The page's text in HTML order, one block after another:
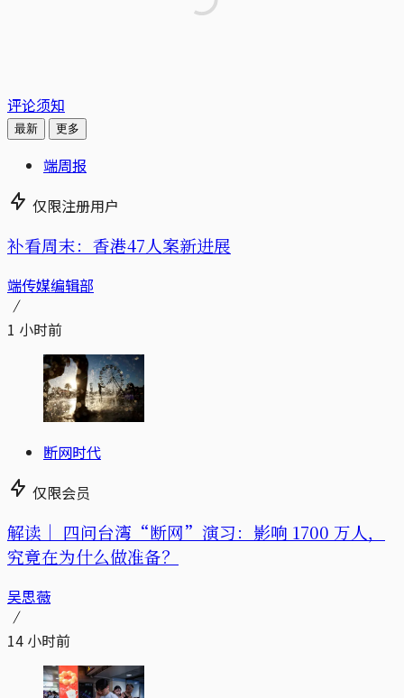
评论须知
最新 更多
端周报
仅限注册用户
补看周末：香港47人案新进展
端传媒编辑部
1 小时前
断网时代
仅限会员
解读｜ 四问台湾“断网”演习：影响 1700 万人，
究竟在为什么做准备？
吴思薇
14 小时前